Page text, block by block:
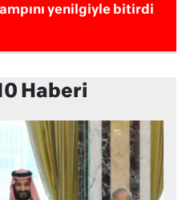
yenilgiyle bitirdi
Haberi